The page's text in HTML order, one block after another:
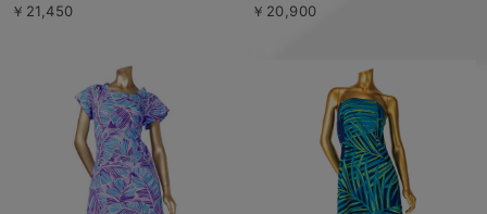
￥21,450 ￥20,900